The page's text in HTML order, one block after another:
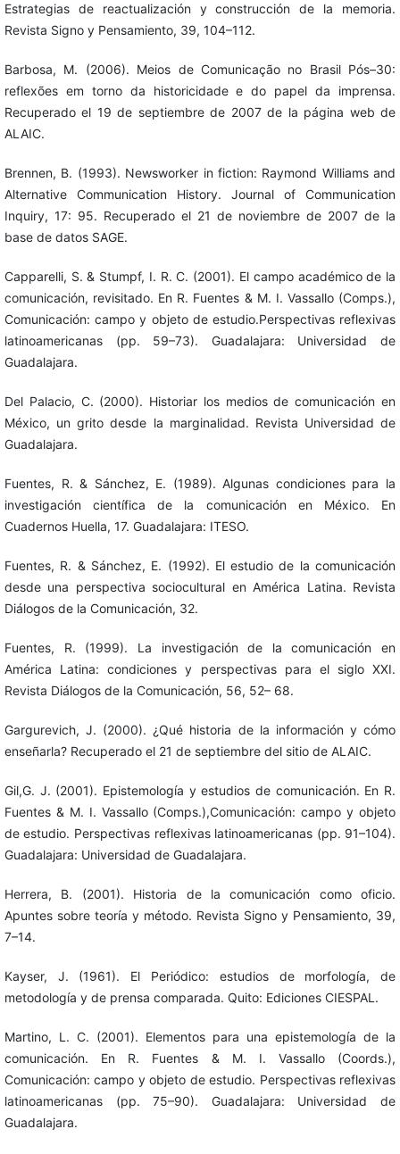
Estrategias de reactualización y construcción de la memoria.
Revista Signo y Pensamiento, 39, 104–112.
Barbosa, M. (2006). Meios de Comunicação no Brasil Pós–30:
reflexões em torno da historicidade e do papel da imprensa.
Recuperado el 19 de septiembre de 2007 de la página web de
ALAIC.
Brennen, B. (1993). Newsworker in fiction: Raymond Williams and
Alternative Communication History. Journal of Communication
Inquiry, 17: 95. Recuperado el 21 de noviembre de 2007 de la
base de datos SAGE.
Capparelli, S. & Stumpf, I. R. C. (2001). El campo académico de la
comunicación, revisitado. En R. Fuentes & M. I. Vassallo (Comps.),
Comunicación: campo y objeto de estudio.Perspectivas reflexivas
latinoamericanas (pp. 59–73). Guadalajara: Universidad de
Guadalajara.
Del Palacio, C. (2000). Historiar los medios de comunicación en
México, un grito desde la marginalidad. Revista Universidad de
Guadalajara.
Fuentes, R. & Sánchez, E. (1989). Algunas condiciones para la
investigación científica de la comunicación en México. En
Cuadernos Huella, 17. Guadalajara: ITESO.
Fuentes, R. & Sánchez, E. (1992). El estudio de la comunicación
desde una perspectiva sociocultural en América Latina. Revista
Diálogos de la Comunicación, 32.
Fuentes, R. (1999). La investigación de la comunicación en
América Latina: condiciones y perspectivas para el siglo XXI.
Revista Diálogos de la Comunicación, 56, 52– 68.
Gargurevich, J. (2000). ¿Qué historia de la información y cómo
enseñarla? Recuperado el 21 de septiembre del sitio de ALAIC.
Gil,G. J. (2001). Epistemología y estudios de comunicación. En R.
Fuentes & M. I. Vassallo (Comps.),Comunicación: campo y objeto
de estudio. Perspectivas reflexivas latinoamericanas (pp. 91–104).
Guadalajara: Universidad de Guadalajara.
Herrera, B. (2001). Historia de la comunicación como oficio.
Apuntes sobre teoría y método. Revista Signo y Pensamiento, 39,
7–14.
Kayser, J. (1961). El Periódico: estudios de morfología, de
metodología y de prensa comparada. Quito: Ediciones CIESPAL.
Martino, L. C. (2001). Elementos para una epistemología de la
comunicación. En R. Fuentes & M. I. Vassallo (Coords.),
Comunicación: campo y objeto de estudio. Perspectivas reflexivas
latinoamericanas (pp. 75–90). Guadalajara: Universidad de
Guadalajara.